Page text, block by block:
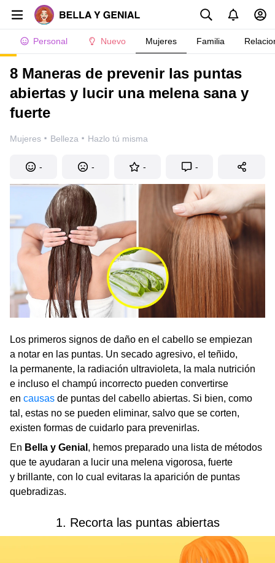
Personal Nuevo Mujeres Familia
8 Maneras de prevenir las puntas
abiertas y lucir una melena sana y
fuerte
Mujeres · Belleza · Hazlo tú misma
- - - -
Los primeros signos de daño en el cabello se empiezan
a notar en las puntas. Un secado agresivo, el teñido,
la permanente, la radiación ultravioleta, la mala nutrición
e incluso el champú incorrecto pueden convertirse
en causas de puntas del cabello abiertas. Si bien, como
tal, estas no se pueden eliminar, salvo que se corten,
existen formas de cuidarlo para prevenirlas.
En Bella y Genial , hemos preparado una lista de métodos
que te ayudaran a lucir una melena vigorosa, fuerte
y brillante, con lo cual evitaras la aparición de puntas
quebradizas.
1. Recorta las puntas abiertas